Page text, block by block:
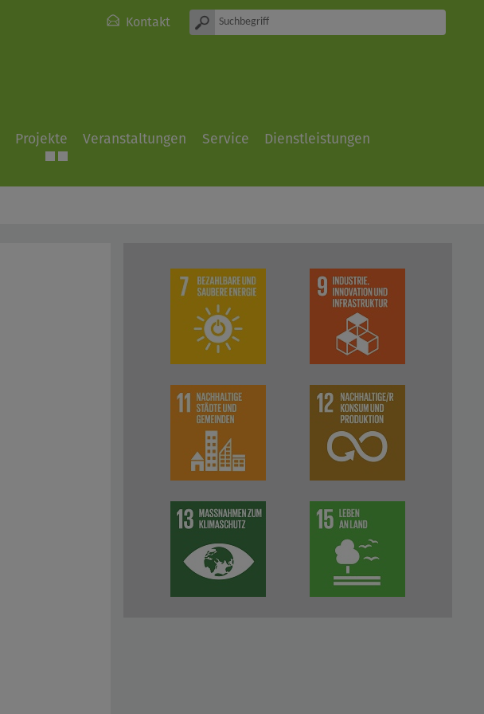
Kontakt
Projekte Veranstaltungen Service Dienstleistungen